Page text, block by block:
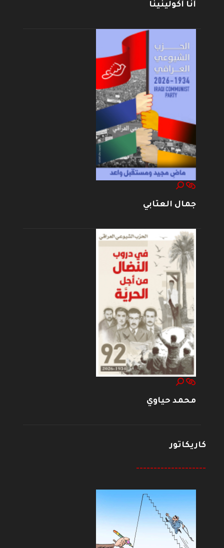
أنا أكولينينا
جمال العتابي
محمد حياوي
كاريكاتور
--------------------